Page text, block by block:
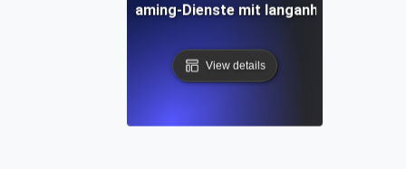
für Streaming-Dienste mit langanhaltend
View details